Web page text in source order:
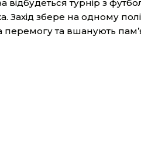
турнір з
збере на одному полі
перемогу та вшанують